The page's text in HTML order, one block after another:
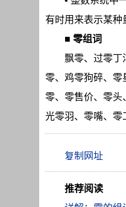
有时用来表示某种
■ 零组词
飘零、过零丁
零、鸡零狗碎、零
零、零售价、零头
光零羽、零嘴、零
推荐阅读